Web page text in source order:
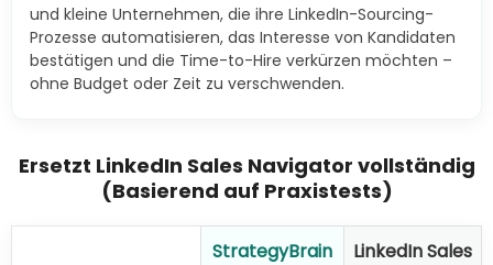
und kleine Unternehmen, die ihre LinkedIn-Sourcing-
Prozesse automatisieren, das Interesse von Kandidaten
bestätigen und die Time-to-Hire verkürzen möchten –
ohne Budget oder Zeit zu verschwenden.
Ersetzt LinkedIn Sales Navigator vollständig
(Basierend auf Praxistests)
StrategyBrain
LinkedIn Sales